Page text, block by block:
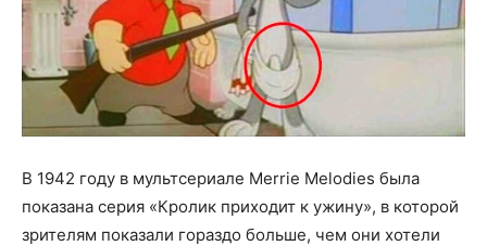
В 1942 году в мультсериале Merrie Melodies была
показана серия «Кролик приходит к ужину», в которой
зрителям показали гораздо больше, чем они хотели